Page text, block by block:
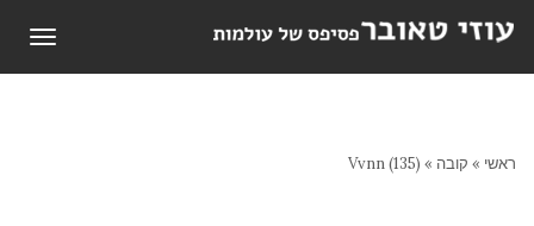
ראשי » קובה »
Vvnn (135)